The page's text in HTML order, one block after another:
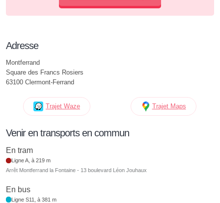
Adresse
Montferrand
Square des Francs Rosiers
63100 Clermont-Ferrand
Trajet Waze Trajet Maps
Venir en transports en commun
En tram
Ligne A, à 219 m
Arrêt Montferrand la Fontaine - 13 boulevard Léon Jouhaux
En bus
Ligne S11, à 381 m